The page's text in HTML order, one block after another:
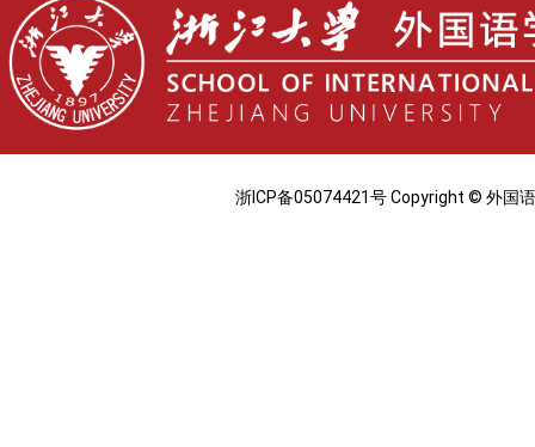
浙ICP备05074421号 Copyright © 外国